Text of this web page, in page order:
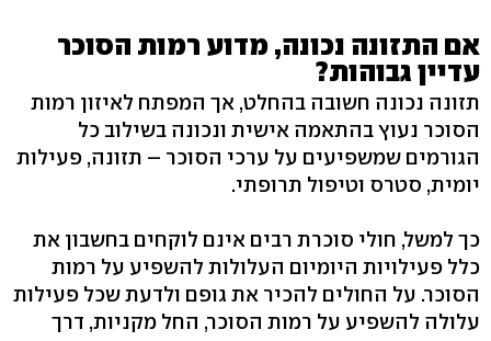
אם התזונה נכונה, מדוע רמות הסוכר
עדיין גבוהות?
תזונה נכונה חשובה בהחלט, אך המפתח לאיזון רמות
הסוכר נעוץ בהתאמה אישית ונכונה בשילוב כל
הגורמים שמשפיעים על ערכי הסוכר – תזונה, פעילות
יומית, סטרס וטיפול תרופתי.
כך למשל, חולי סוכרת רבים אינם לוקחים בחשבון את
כלל פעילויות היומיום העלולות להשפיע על רמות
הסוכר. על החולים להכיר את גופם ולדעת שכל פעילות
עלולה להשפיע על רמות הסוכר, החל מקניות, דרך